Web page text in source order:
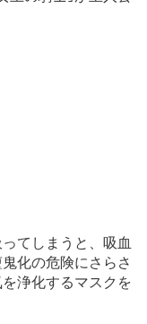
てしまうと、吸血
化の危険にさらさ
浄化するマスクを